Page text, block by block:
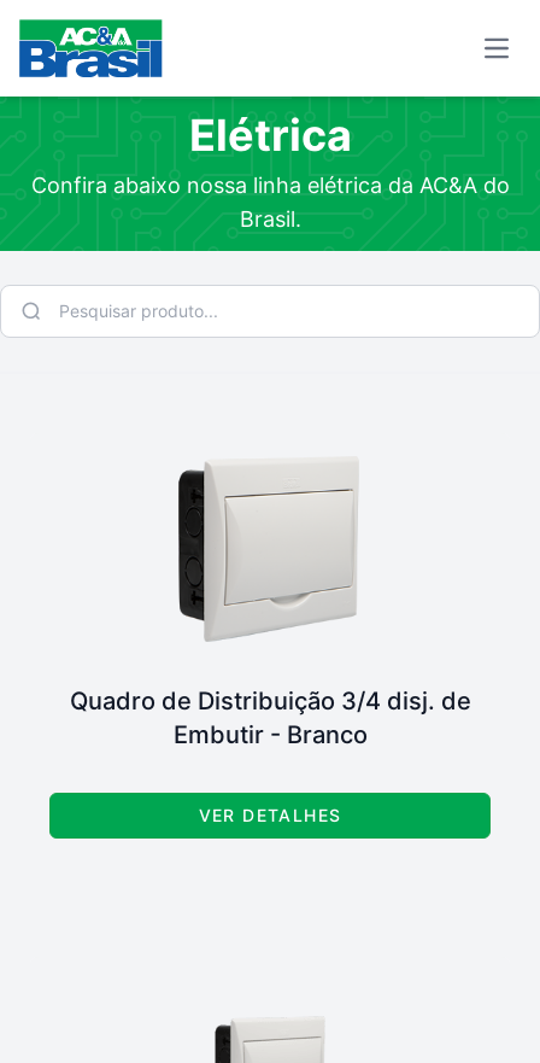
Elétrica
Confira abaixo nossa linha elétrica da AC&A do
Brasil.
Quadro de Distribuição 3/4 disj. de
Embutir - Branco
VER DETALHES